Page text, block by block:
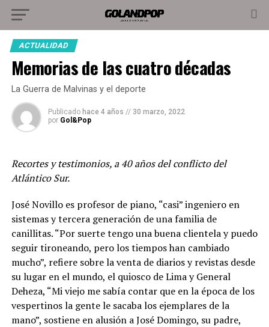
ACTUALIDAD
Memorias de las cuatro décadas
La Guerra de Malvinas y el deporte
Publicado hace 4 años // 30 marzo, 2022
por Gol&Pop
Recortes y testimonios, a 40 años del conflicto del
Atlántico Sur.
José Novillo es profesor de piano, “casi” ingeniero en
sistemas y tercera generación de una familia de
canillitas. “Por suerte tengo una buena clientela y puedo
seguir tironeando, pero los tiempos han cambiado
mucho”, refiere sobre la venta de diarios y revistas desde
su lugar en el mundo, el quiosco de Lima y General
Deheza, “Mi viejo me sabía contar que en la época de los
vespertinos la gente le sacaba los ejemplares de la
mano”, sostiene en alusión a José Domingo, su padre,